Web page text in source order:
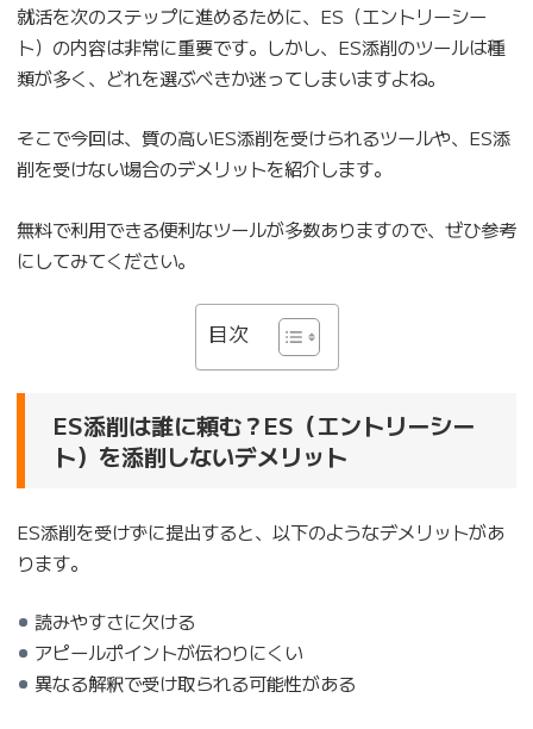
就活を次のステップに進めるために、ES（エントリーシー
ト）の内容は非常に重要です。しかし、ES添削のツールは種
類が多く、どれを選ぶべきか迷ってしまいますよね。
そこで今回は、質の高いES添削を受けられるツールや、ES添
削を受けない場合のデメリットを紹介します。
無料で利用できる便利なツールが多数ありますので、ぜひ参考
にしてみてください。
目次
ES添削は誰に頼む？ES（エントリーシー
ト）を添削しないデメリット
ES添削を受けずに提出すると、以下のようなデメリットがあ
ります。
読みやすさに欠ける
アピールポイントが伝わりにくい
異なる解釈で受け取られる可能性がある